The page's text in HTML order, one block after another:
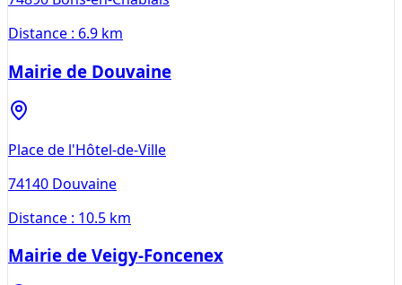
Distance : 6.9 km
Mairie de Douvaine
Place de l'Hôtel-de-Ville
74140 Douvaine
Distance : 10.5 km
Mairie de Veigy-Foncenex